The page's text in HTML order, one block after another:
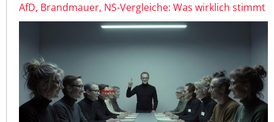
AfD, Brandmauer, NS-Vergleiche: Was wirklich stimmt